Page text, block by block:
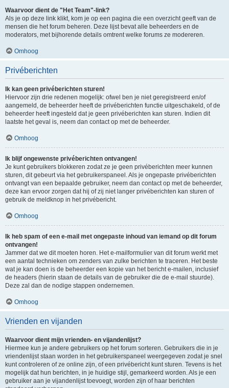
Waarvoor dient de "Het Team"-link?
Als je op deze link klikt, kom je op een pagina die een overzicht geeft van de
mensen die het forum beheren. Deze lijst bevat alle beheerders en de
moderators, met bijhorende details omtrent welke forums ze modereren.
Omhoog
Privéberichten
Ik kan geen privéberichten sturen!
Hiervoor zijn drie redenen mogelijk: ofwel ben je niet geregistreerd en/of
aangemeld, de beheerder heeft de privéberichten functie uitgeschakeld, of de
beheerder heeft ingesteld dat je geen privéberichten kan sturen. Indien dit
laatste het geval is, neem dan contact op met de beheerder.
Omhoog
Ik blijf ongewenste privéberichten ontvangen!
Je kunt gebruikers blokkeren zodat ze je geen privéberichten meer kunnen
sturen, dit gebeurt via het gebruikerspaneel. Als je ongepaste privéberichten
ontvangt van een bepaalde gebruiker, neem dan contact op met de beheerder,
deze kan ervoor zorgen dat hij of zij niet langer privéberichten kan sturen of
gebruik de meldknop in het privébericht.
Omhoog
Ik heb spam of een e-mail met ongepaste inhoud van iemand op dit forum
ontvangen!
Jammer dat we dit moeten horen. Het e-mailformulier van dit forum werkt met
een aantal technieken om zenders van zulke berichten te traceren. Het beste
wat je kan doen is de beheerder een kopie van het bericht e-mailen, inclusief
de headers (hierin staan de details van de gebruiker die de e-mail stuurde).
Deze zal dan de nodige stappen ondernemen.
Omhoog
Vrienden en vijanden
Waarvoor dient mijn vrienden- en vijandenlijst?
Hiermee kun je andere gebruikers op het forum sorteren. Gebruikers die in je
vriendenlijst staan worden in het gebruikerspaneel weergegeven zodat je snel
kunt controleren of ze online zijn, of een privébericht kunt sturen. Tevens is het
mogelijk dat hun berichten, in je huidige stijl, gemarkeerd worden. Als je een
gebruiker aan je vijandenlijst toevoegt, worden zijn of haar berichten